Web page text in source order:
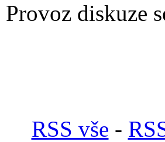
Provoz diskuze
RSS vše -